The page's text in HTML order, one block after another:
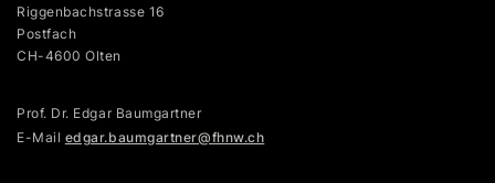
Riggenbachstrasse 16
Postfach
CH-4600 Olten
Prof. Dr. Edgar Baumgartner
E-Mail edgar.baumgartner@fhnw.ch